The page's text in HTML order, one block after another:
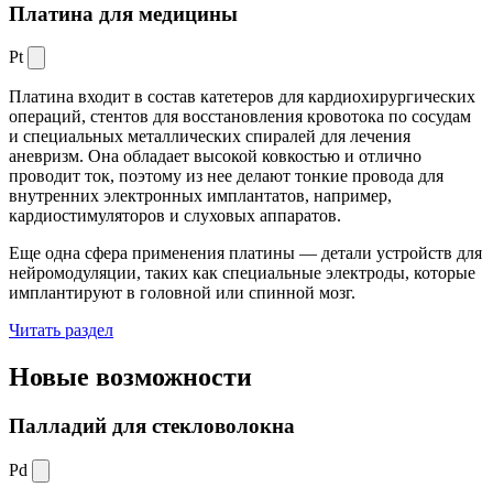
Платина для медицины
Pt
Платина входит в состав катетеров для кардиохирургических
операций, стентов для восстановления кровотока по сосудам
и специальных металлических спиралей для лечения
аневризм. Она обладает высокой ковкостью и отлично
проводит ток, поэтому из нее делают тонкие провода для
внутренних электронных имплантатов, например,
кардиостимуляторов и слуховых аппаратов.
Еще одна сфера применения платины — детали устройств для
нейромодуляции, таких как специальные электроды, которые
имплантируют в головной или спинной мозг.
Читать раздел
Новые возможности
Палладий для стекловолокна
Pd